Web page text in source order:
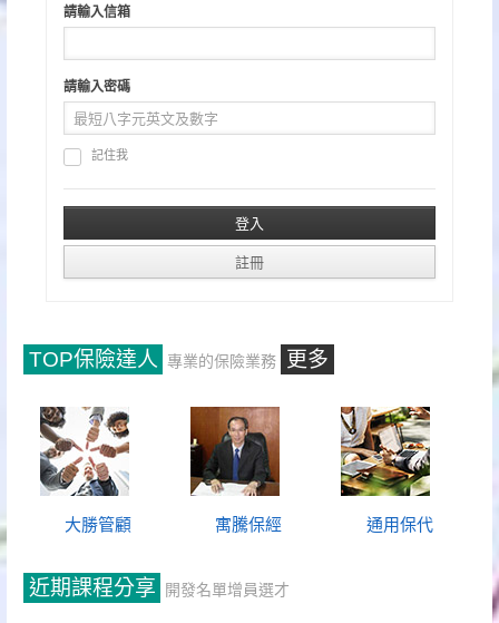
請輸入信箱
請輸入密碼
記住我
TOP保險達人 專業的保險業務 更多
大勝管顧 寓騰保經 通用保代
近期課程分享 開發名單增員選才